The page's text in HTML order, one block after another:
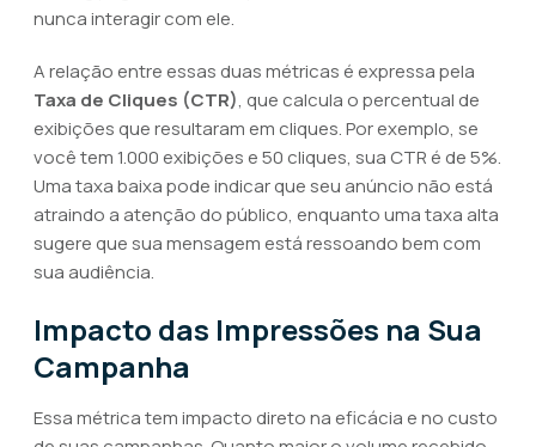
nunca interagir com ele.
A relação entre essas duas métricas é expressa pela
Taxa de Cliques (CTR), que calcula o percentual de
exibições que resultaram em cliques. Por exemplo, se
você tem 1.000 exibições e 50 cliques, sua CTR é de 5%.
Uma taxa baixa pode indicar que seu anúncio não está
atraindo a atenção do público, enquanto uma taxa alta
sugere que sua mensagem está ressoando bem com
sua audiência.
Impacto das Impressões na Sua
Campanha
Essa métrica tem impacto direto na eficácia e no custo